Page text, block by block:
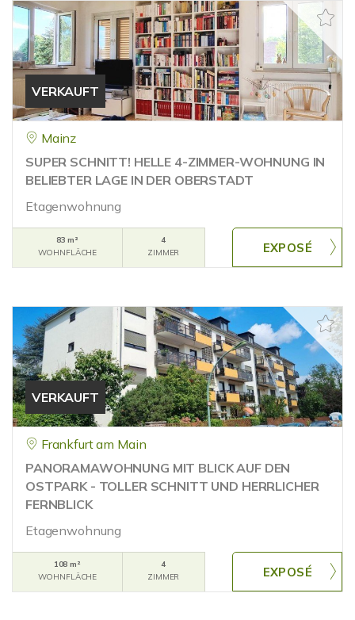
VERKAUFT
Mainz
SUPER SCHNITT! HELLE 4-ZIMMER-WOHNUNG IN
BELIEBTER LAGE IN DER OBERSTADT
Etagenwohnung
83 m²
WOHNFLÄCHE
4
ZIMMER
VERKAUFT
Frankfurt am Main
PANORAMAWOHNUNG MIT BLICK AUF DEN
OSTPARK - TOLLER SCHNITT UND HERRLICHER
FERNBLICK
Etagenwohnung
108 m²
WOHNFLÄCHE
4
ZIMMER